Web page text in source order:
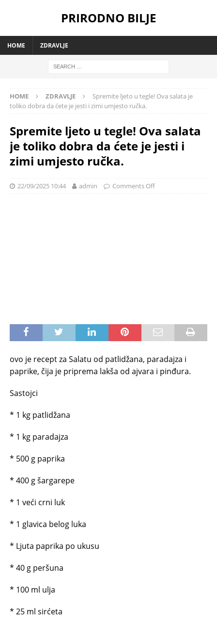
PRIRODNO BILJE
HOME ZDRAVLJE
HOME ZDRAVLJE
Spremite ljeto u tegle! Ova salata je
toliko dobra da ćete je jesti i zimi umjesto ručka.
Spremite ljeto u tegle! Ova salata
je toliko dobra da ćete je jesti i
zimi umjesto ručka.
22/09/2025 10:44 admin Comments Off
ovo je recept za Salatu od patlidžana, paradajza i
paprike, čija je priprema lakša od ajvara i pinđura.
Sastojci
* 1 kg patlidžana
* 1 kg paradajza
* 500 g paprika
* 400 g šargarepe
* 1 veći crni luk
* 1 glavica belog luka
* Ljuta paprika po ukusu
* 40 g peršuna
* 100 ml ulja
* 25 ml sirćeta